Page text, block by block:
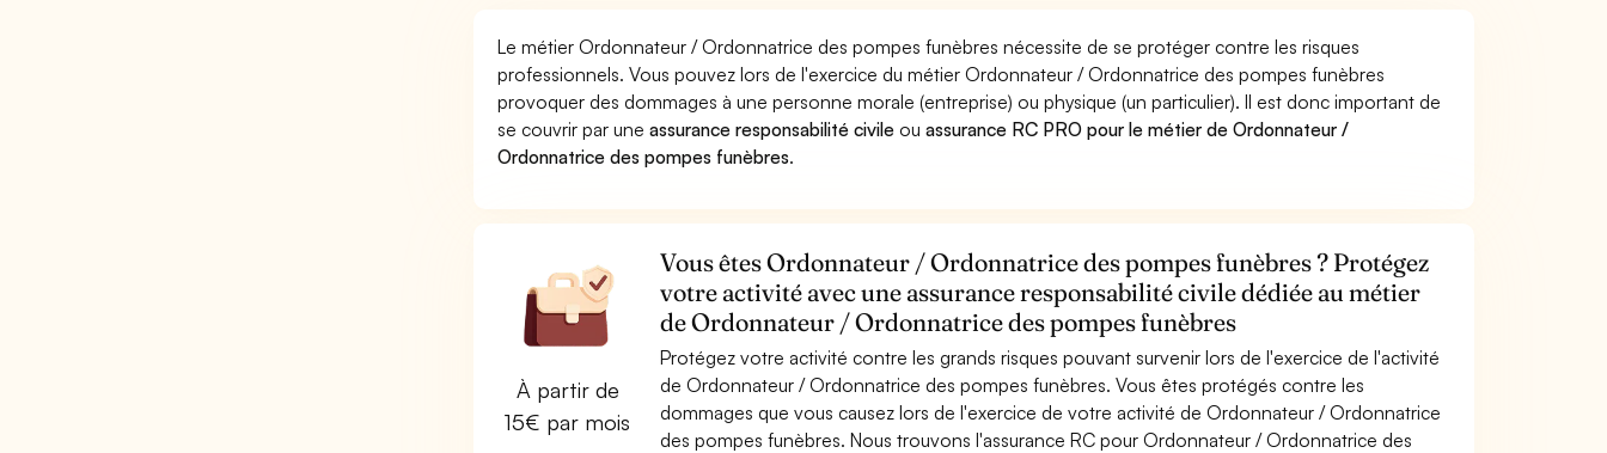
Le métier Ordonnateur / Ordonnatrice des pompes funèbres nécessite de se protéger contre les risques
professionnels. Vous pouvez lors de l'exercice du métier Ordonnateur / Ordonnatrice des pompes funèbres
provoquer des dommages à une personne morale (entreprise) ou physique (un particulier). Il est donc important de
se couvrir par uneassurance responsabilité civile ouassurance RC PRO pour le métier de Ordonnateur /
Ordonnatrice des pompes funèbres.
À partir de
15€ par mois
Vous êtes Ordonnateur / Ordonnatrice des pompes funèbres ? Protégez
votre activité avec une assurance responsabilité civile dédiée au métier
de Ordonnateur / Ordonnatrice des pompes funèbres
Protégez votre activité contre les grands risques pouvant survenir lors de l'exercice de l'activité
de Ordonnateur / Ordonnatrice des pompes funèbres. Vous êtes protégés contre les
dommages que vous causez lors de l'exercice de votre activité de Ordonnateur / Ordonnatrice
des pompes funèbres. Nous trouvons l'assurance RC pour Ordonnateur / Ordonnatrice des